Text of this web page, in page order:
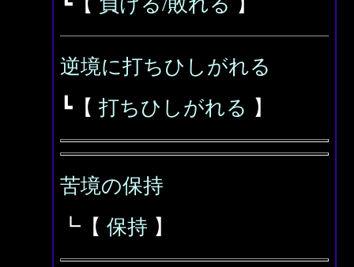
逆境に打ちひしがれる
┗【 打ちひしがれる 】
苦境の保持
┗【 保持 】